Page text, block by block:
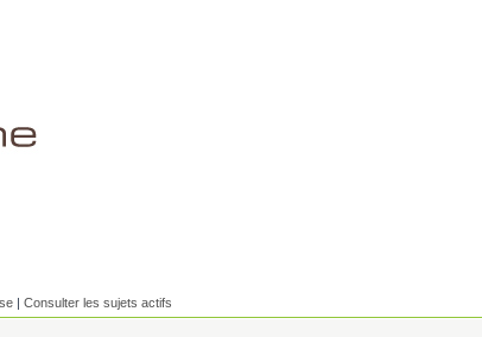
| Consulter les sujets actifs